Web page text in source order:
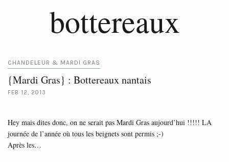
bottereaux
CHANDELEUR & MARDI GRAS
{Mardi Gras} : Bottereaux nantais
FEB 12, 2013
Hey mais dites donc, on ne serait pas Mardi Gras aujourd’hui !!!!! LA
journée de l’année où tous les beignets sont permis ;-)
Après les…